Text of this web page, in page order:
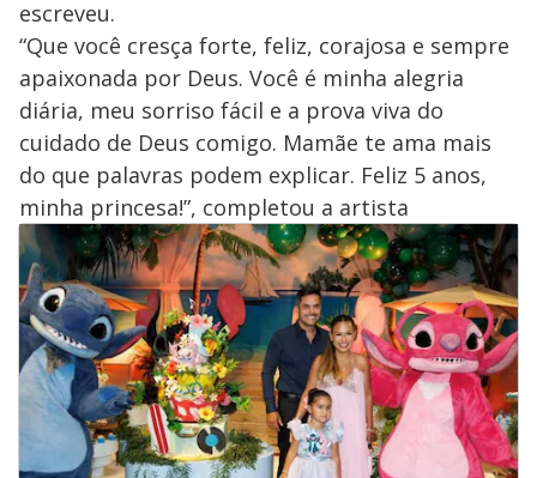
escreveu.
“Que você cresça forte, feliz, corajosa e sempre
apaixonada por Deus. Você é minha alegria
diária, meu sorriso fácil e a prova viva do
cuidado de Deus comigo. Mamãe te ama mais
do que palavras podem explicar. Feliz 5 anos,
minha princesa!”, completou a artista